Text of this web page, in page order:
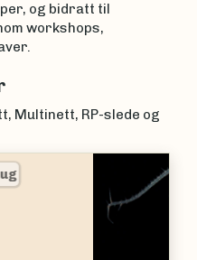
og bidratt til
workshops,
Multinett, RP-slede og
Tone Falkenhaug